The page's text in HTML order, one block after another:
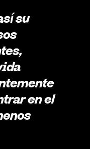
en el